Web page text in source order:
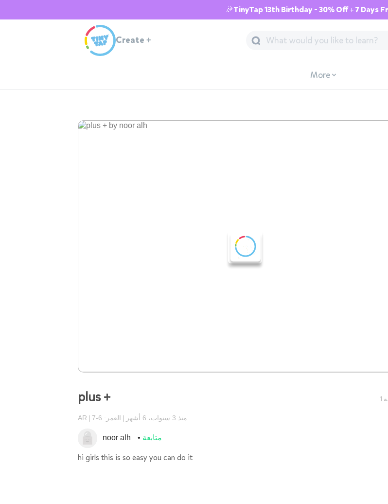
🎉TinyTap 13th Birthday - 30% Off + 7 Days
Create +
More
plus +
AR العمر: 6-7 منذ 3 سنوات، 6 أشهر
noor alh متابعة
hi girls this is so easy you can do it